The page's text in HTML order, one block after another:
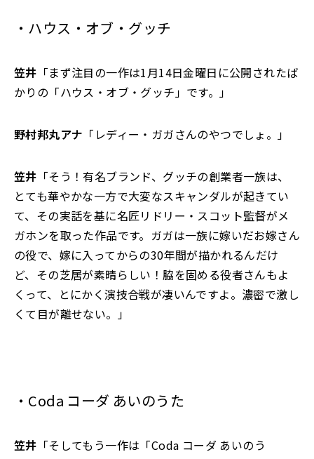
・ハウス・オブ・グッチ
笠井 「まず注目の一作は1月14日金曜日に公開されたば
かりの「ハウス・オブ・グッチ」です。」
野村邦丸アナ 「レディー・ガガさんのやつでしょ。」
笠井 「そう！有名ブランド、グッチの創業者一族は、
とても華やかな一方で大変なスキャンダルが起きてい
て、その実話を基に名匠リドリー・スコット監督がメ
ガホンを取った作品です。ガガは一族に嫁いだお嫁さん
の役で、嫁に入ってからの30年間が描かれるんだけ
ど、その芝居が素晴らしい！脇を固める役者さんもよ
くって、とにかく演技合戦が凄いんですよ。濃密で激し
くて目が離せない。」
・Coda コーダ あいのうた
笠井 「そしてもう一作は「Coda コーダ あいのう